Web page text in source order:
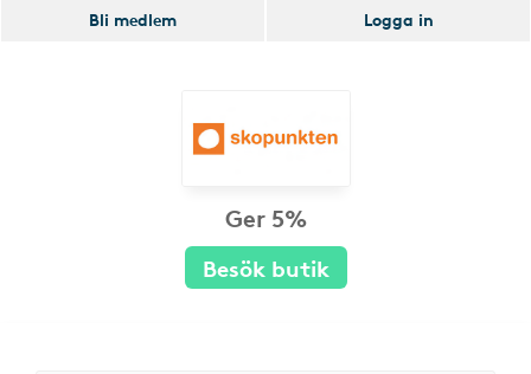
Bli medlem
Logga in
Ger 5%
Besök butik